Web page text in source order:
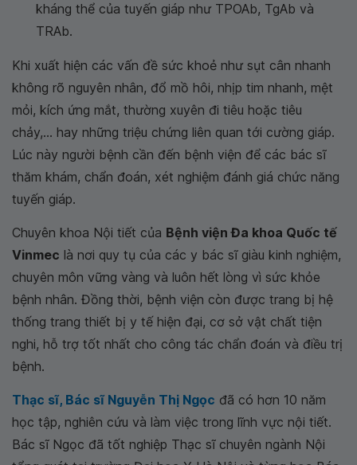
kháng thể của tuyến giáp như TPOAb, TgAb và
TRAb.
Khi xuất hiện các vấn đề sức khoẻ như sụt cân nhanh
không rõ nguyên nhân, đổ mồ hôi, nhịp tim nhanh, mệt
mỏi, kích ứng mắt, thường xuyên đi tiêu hoặc tiêu
chảy,... hay những triệu chứng liên quan tới cường giáp.
Lúc này người bệnh cần đến bệnh viện để các bác sĩ
thăm khám, chẩn đoán, xét nghiệm đánh giá chức năng
tuyến giáp.
Chuyên khoa Nội tiết của Bệnh viện Đa khoa Quốc tế
Vinmec là nơi quy tụ của các y bác sĩ giàu kinh nghiệm,
chuyên môn vững vàng và luôn hết lòng vì sức khỏe
bệnh nhân. Đồng thời, bệnh viện còn được trang bị hệ
thống trang thiết bị y tế hiện đại, cơ sở vật chất tiện
nghi, hỗ trợ tốt nhất cho công tác chẩn đoán và điều trị
bệnh.
Thạc sĩ, Bác sĩ Nguyễn Thị Ngọc đã có hơn 10 năm
học tập, nghiên cứu và làm việc trong lĩnh vực nội tiết.
Bác sĩ Ngọc đã tốt nghiệp Thạc sĩ chuyên ngành Nội